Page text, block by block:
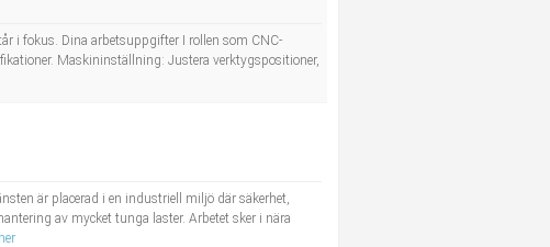
i fokus. Dina arbetsuppgifter I rollen som CNC-
Maskininställning: Justera verktygspositioner,
är placerad i en industriell miljö där säkerhet,
av mycket tunga laster. Arbetet sker i nära